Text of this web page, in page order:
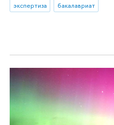
экспертиза
бакалавриат